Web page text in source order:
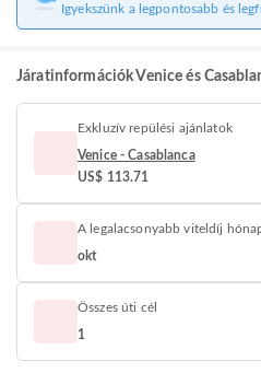
Igyekszünk a legpontosabb és
Járatinformációk Venice és
Exkluzív repülési ajánlatok
Venice - Casablanca
US$ 113.71
A legalacsonyabb viteldíj
okt
Összes úti cél
1